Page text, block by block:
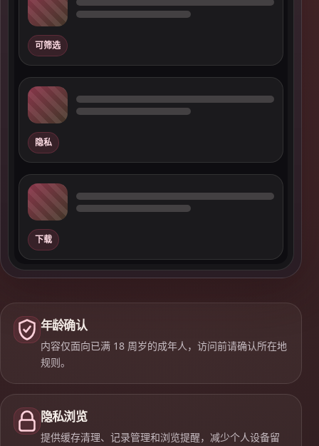
可筛选
隐私
下载
年龄确认
内容仅面向已满 18 周岁的成年人，访问前请确认所在地
规则。
隐私浏览
提供缓存清理、记录管理和浏览提醒，减少个人设备留